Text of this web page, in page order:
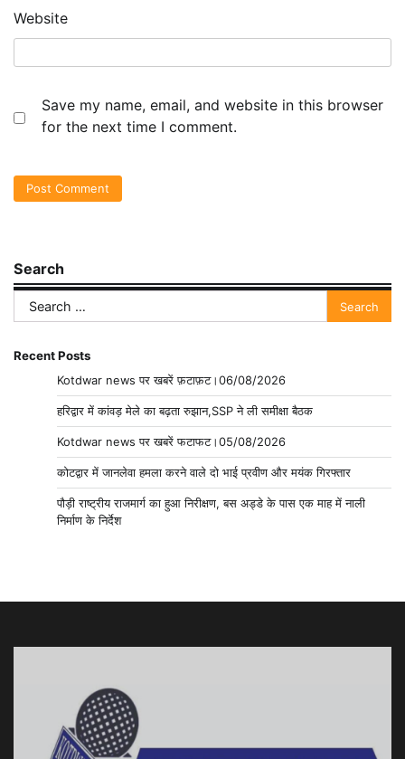
Website
Save my name, email, and website in this browser
for the next time I comment.
Search
Search
for:
Recent Posts
Kotdwar news पर खबरें फ़टाफ़ट।06/08/2026
हरिद्वार में कांवड़ मेले का बढ़ता रुझान,SSP ने ली समीक्षा बैठक
Kotdwar news पर खबरें फटाफट।05/08/2026
कोटद्वार में जानलेवा हमला करने वाले दो भाई प्रवीण और मयंक गिरफ्तार
पौड़ी राष्ट्रीय राजमार्ग का हुआ निरीक्षण, बस अड्डे के पास एक माह में नाली
निर्माण के निर्देश